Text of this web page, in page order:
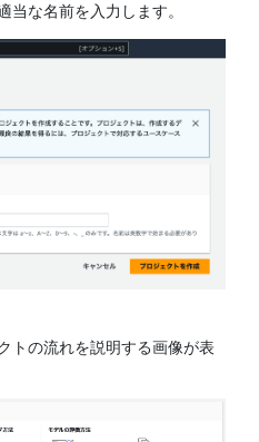
当な名前を入力します。
トの流れを説明する画像が表